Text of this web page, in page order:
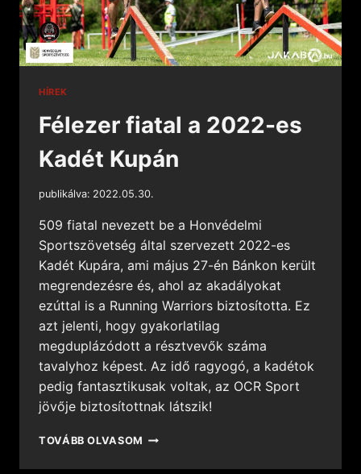
HÍREK
Félezer fiatal a 2022-es
Kadét Kupán
publikálva: 2022.05.30.
509 fiatal nevezett be a Honvédelmi
Sportszövetség által szervezett 2022-es
Kadét Kupára, ami május 27-én Bánkon került
megrendezésre és, ahol az akadályokat
ezúttal is a Running Warriors biztosította. Ez
azt jelenti, hogy gyakorlatilag
megduplázódott a résztvevők száma
tavalyhoz képest. Az idő ragyogó, a kadétok
pedig fantasztikusak voltak, az OCR Sport
jövője biztosítottnak látszik!
TOVÁBB OLVASOM